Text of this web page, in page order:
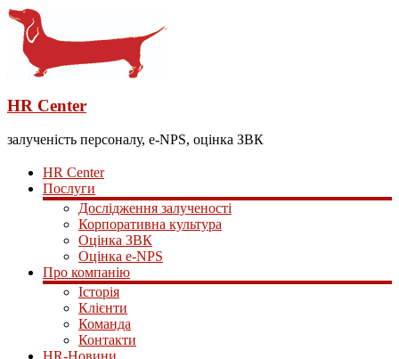
HR Center
залученість персоналу, e-NPS, оцінка ЗВК
HR Center
Послуги
Дослідження залученості
Корпоративна культура
Оцінка ЗВК
Оцінка e-NPS
Про компанію
Історія
Клієнти
Команда
Контакти